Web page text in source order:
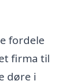
fordele
firma til
døre i